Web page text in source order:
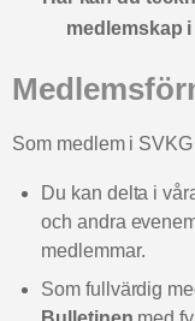
medlemskap
Som medlem i
Du kan delta i
och andra
medlemmar.
Som fullvärdig